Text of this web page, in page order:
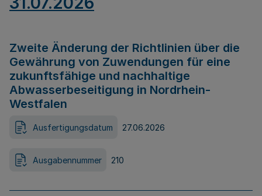
Zweite Änderung der Richtlinien über die
Gewährung von Zuwendungen für eine
zukunftsfähige und nachhaltige
Abwasserbeseitigung in Nordrhein-
Westfalen
Ausfertigungsdatum 27.06.2026
Ausgabennummer 210